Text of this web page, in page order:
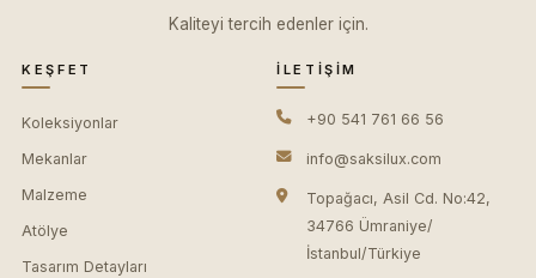
Kaliteyi tercih edenler için.
KEŞFET
Koleksiyonlar
Mekanlar
Malzeme
Atölye
Tasarım Detayları
İLETIŞIM
+90 541 761 66 56
info@saksilux.com
Topağacı, Asil Cd. No:42,
34766 Ümraniye/
İstanbul/Türkiye